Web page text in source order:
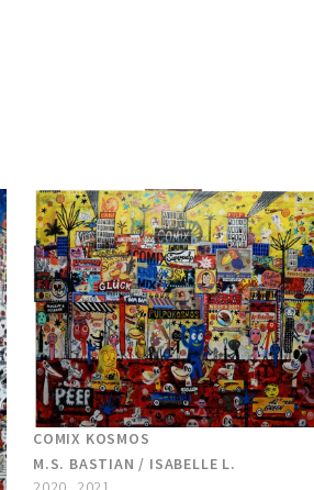
COMIX KOSMOS
M.S. BASTIAN / ISABELLE L.